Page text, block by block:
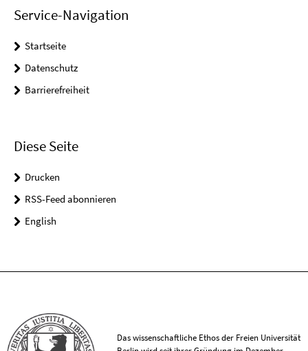
Service-Navigation
Startseite
Datenschutz
Barrierefreiheit
Diese Seite
Drucken
RSS-Feed abonnieren
English
Das wissenschaftliche Ethos der Freien Universität